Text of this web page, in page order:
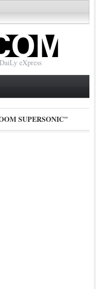
eXpress
SUPERSONIC"